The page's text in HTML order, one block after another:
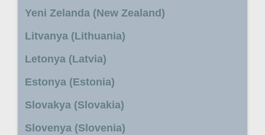
Yeni Zelanda (New Zealand)
Litvanya (Lithuania)
Letonya (Latvia)
Estonya (Estonia)
Slovakya (Slovakia)
Slovenya (Slovenia)